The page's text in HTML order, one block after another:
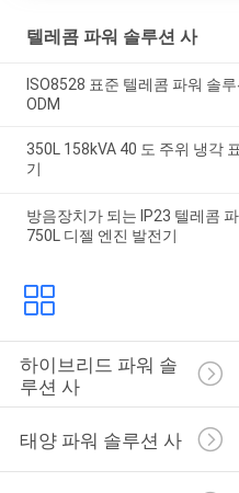
텔레콤 파워 솔루션 사
ISO8528 표준 텔레콤 파워 솔
ODM
350L 158kVA 40 도 주위 냉각
기
방음장치가 되는 IP23 텔레콤
750L 디젤 엔진 발전기
하이브리드 파워 솔
루션 사
태양 파워 솔루션 사